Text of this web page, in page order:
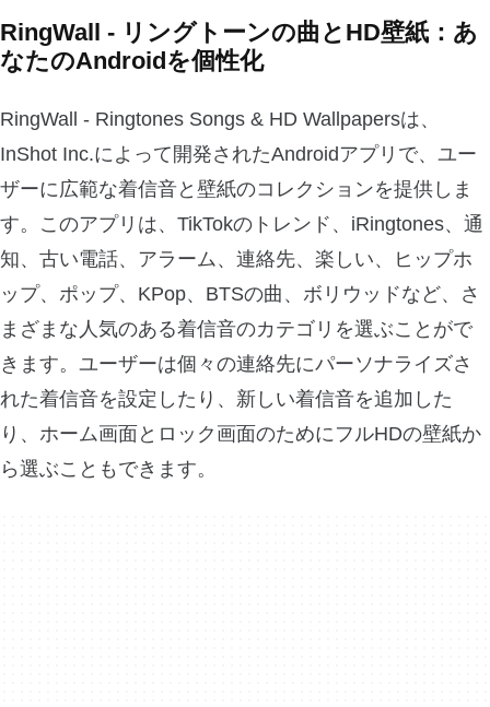
RingWall - リングトーンの曲とHD壁紙：あ
なたのAndroidを個性化
RingWall - Ringtones Songs & HD Wallpapersは、
InShot Inc.によって開発されたAndroidアプリで、ユー
ザーに広範な着信音と壁紙のコレクションを提供しま
す。このアプリは、TikTokのトレンド、iRingtones、通
知、古い電話、アラーム、連絡先、楽しい、ヒップホ
ップ、ポップ、KPop、BTSの曲、ボリウッドなど、さ
まざまな人気のある着信音のカテゴリを選ぶことがで
きます。ユーザーは個々の連絡先にパーソナライズさ
れた着信音を設定したり、新しい着信音を追加した
り、ホーム画面とロック画面のためにフルHDの壁紙か
ら選ぶこともできます。